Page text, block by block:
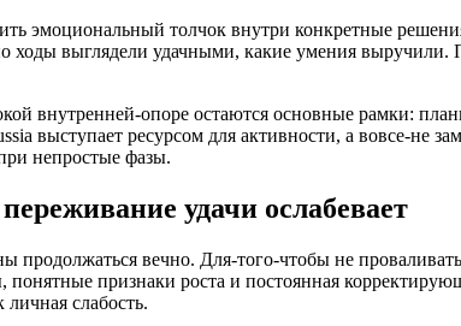
эмоциональный толчок внутри конкретные
ходы выглядели удачными, какие умения
внутренней-опоре остаются основные рамки:
выступает ресурсом для активности, а вовсе-не
непростые фазы.
удачи ослабевает
вечно. Для-того-чтобы не
признаки роста и постоянная
личная слабость.